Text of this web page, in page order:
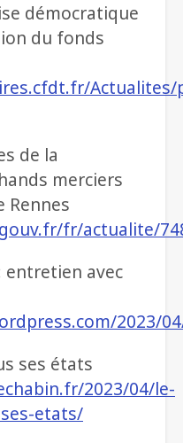
démocratique
du fonds
de la
merciers
Rennes
fr/actualite/
avec
2023/
ses états
2023/04/le-
etats/